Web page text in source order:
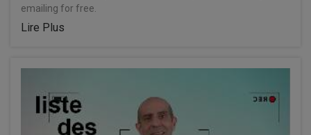
emailing for free.
Lire Plus